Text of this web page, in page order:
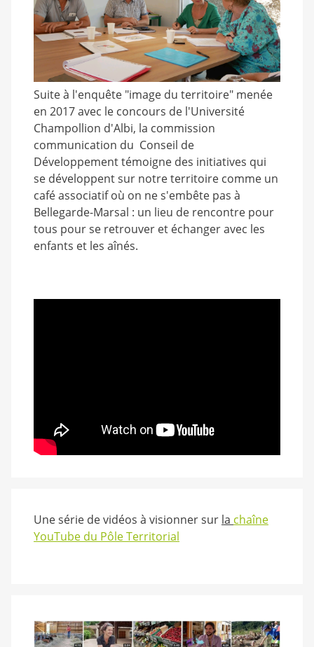
Suite à l'enquête "image du territoire" menée
en 2017 avec le concours de l'Université
Champollion d'Albi, la commission
communication du Conseil de
Développement témoigne des initiatives qui
se développent sur notre territoire comme un
café associatif où on ne s'embête pas à
Bellegarde-Marsal : un lieu de rencontre pour
tous pour se retrouver et échanger avec les
enfants et les aînés.
Une série de vidéos à visionner sur la chaîne
YouTube du Pôle Territorial